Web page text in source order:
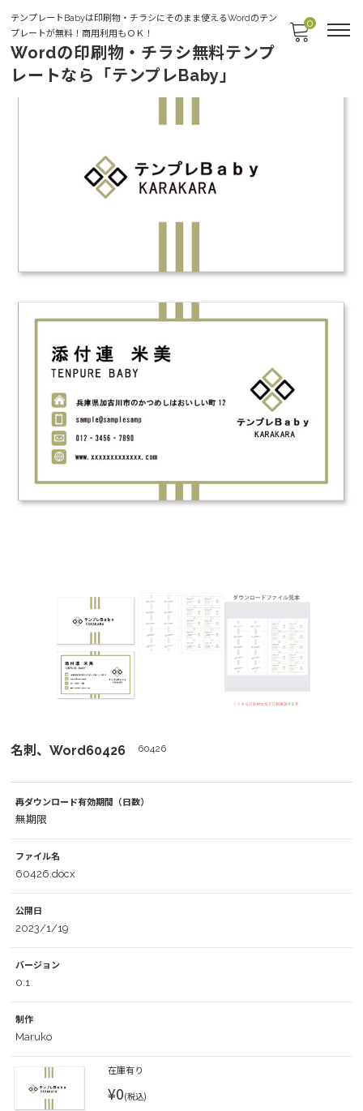
テンプレートBabyは印刷物・チラシにそのまま使えるWordのテン
プレートが無料！商用利用もＯＫ！
Wordの印刷物・チラシ無料テンプ
レートなら「テンプレBaby」
0
名刺、Word60426 60426
再ダウンロード有効期間（日数）
無期限
ファイル名
60426.docx
公開日
2023/1/19
バージョン
0.1
制作
Maruko
在庫有り
¥0(税込)